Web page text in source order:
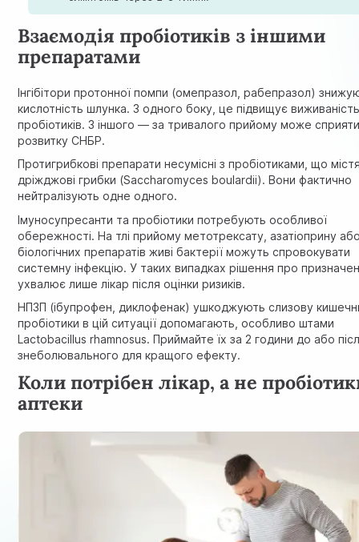
Взаємодія пробіотиків з іншими
препаратами
Інгібітори протонної помпи (омепразол, рабепразол)
кислотність шлунка. З одного боку, це підвищує
пробіотиків. З іншого — за тривалого прийому може
розвитку СНБР.
Протигрибкові препарати несумісні з пробіотиками, що
дріжджові грибки (Saccharomyces boulardii). Вони фактично
нейтралізують одне одного.
Імуносупресанти та пробіотики потребують особливої
обережності. На тлі прийому метотрексату, азатіоприну
біологічних препаратів живі бактерії можуть спровокувати
системну інфекцію. У таких випадках рішення про
ухвалює лише лікар після оцінки ризиків.
НПЗП (ібупрофен, диклофенак) ушкоджують слизову
пробіотики в цій ситуації допомагають, особливо штами
Lactobacillus rhamnosus. Приймайте їх за 2 години до або
знеболювального для кращого ефекту.
Коли потрібен лікар, а не
аптеки